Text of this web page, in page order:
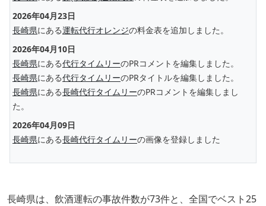
2026年04月23日
長崎県にある運転代行オレンジの料金表を追加しました。
2026年04月10日
長崎県にある代行タイムリーのPRコメントを編集しました。
長崎県にある代行タイムリーのPRタイトルを編集しました。
長崎県にある長崎代行タイムリーのPRコメントを編集しまし
た。
2026年04月09日
長崎県にある長崎代行タイムリーの画像を登録しました
長崎県は、飲酒運転の事故件数が73件と、全国でベスト25